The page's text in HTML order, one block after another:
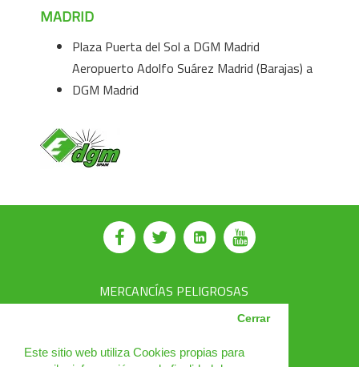
Este sitio web utiliza Cookies propias para
Cerrar
MADRID
Plaza Puerta del Sol a DGM Madrid
Aeropuerto Adolfo Suárez Madrid (Barajas) a
DGM Madrid
MERCANCÍAS PELIGROSAS
PRODUCTOS